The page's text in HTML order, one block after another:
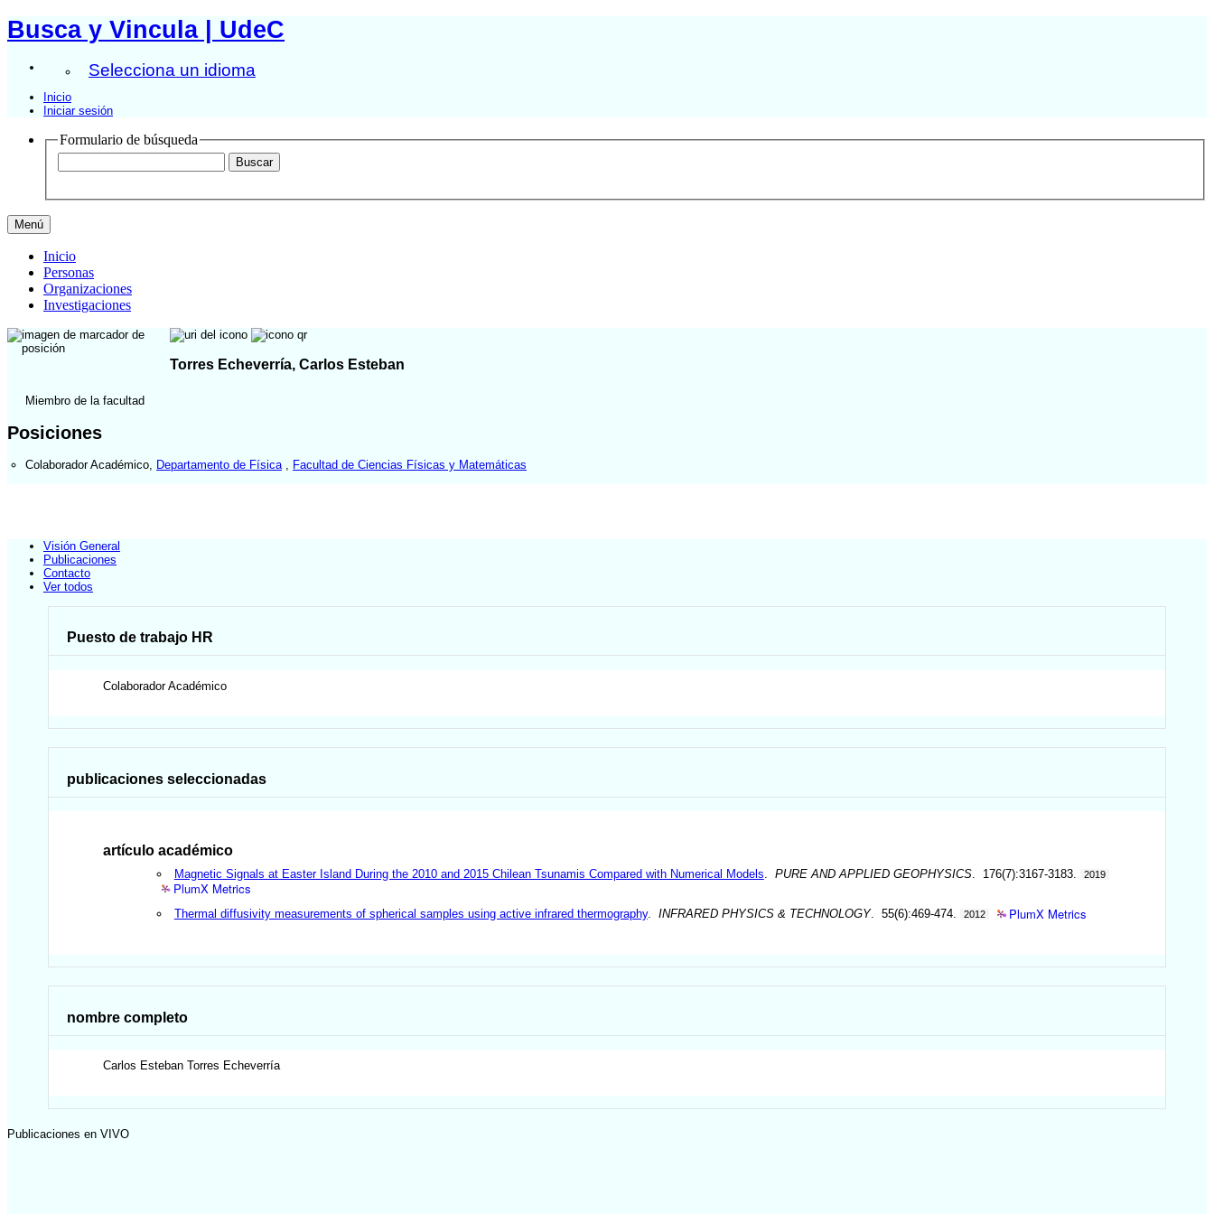
Busca y Vincula | UdeC
Selecciona un idioma
Inicio
Iniciar sesión
Formulario de búsqueda
Menú
Inicio
Personas
Organizaciones
Investigaciones
Torres Echeverría, Carlos Esteban
Miembro de la facultad
Posiciones
Colaborador Académico Departamento de Física Facultad de Ciencias Físicas y Matemáticas
Visión General
Publicaciones
Contacto
Ver todos
Puesto de trabajo HR
Colaborador Académico
publicaciones seleccionadas
artículo académico
Magnetic Signals at Easter Island During the 2010 and 2015 Chilean Tsunamis Compared with Numerical Models PURE AND APPLIED GEOPHYSICS. 176(7):3167-3183. 2019
PlumX Metrics
Thermal diffusivity measurements of spherical samples using active infrared thermography. INFRARED PHYSICS & TECHNOLOGY. 55(6):469-474. 2012 PlumX Metrics
nombre completo
Carlos Esteban Torres Echeverría
Publicaciones en VIVO